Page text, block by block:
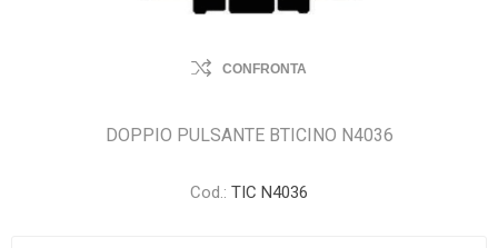
CONFRONTA
DOPPIO PULSANTE BTICINO N4036
Cod.: TIC N4036